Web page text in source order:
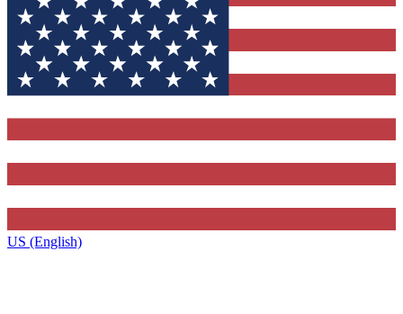
US (English)